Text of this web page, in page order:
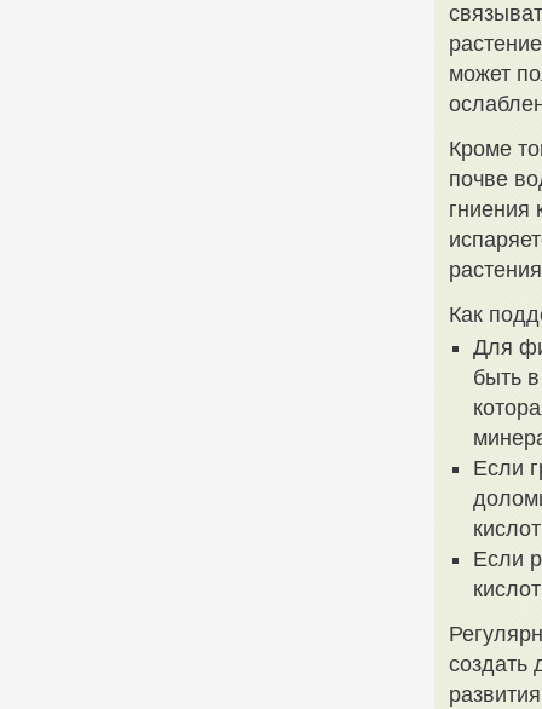
может
Кроме
почве
гниения
Как
Для
быть
Если
Если
создать